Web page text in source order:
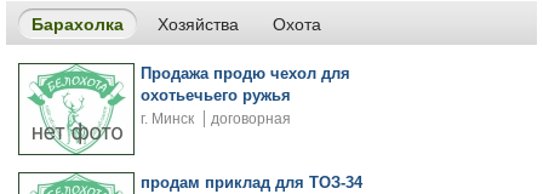
Барахолка Хозяйства Охота
Продажа продю чехол для
охотьечьего ружья
г. Минск договорная
продам приклад для ТОЗ-34